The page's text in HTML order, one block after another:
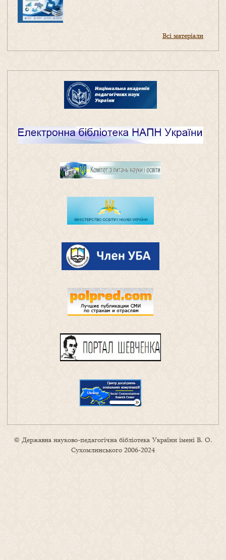
Всі матеріали
© Державна науково-педагогічна бібліотека України імені В. О.
Сухомлинського 2006-2024